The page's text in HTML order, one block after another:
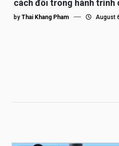
cách đôi trong hành trình
by Thai Khang Pham August